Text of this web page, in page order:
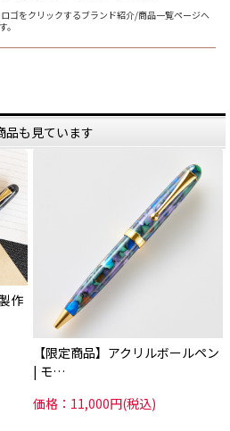
ゴをクリックするブランド紹介/商品一覧ページへ
。
品も見ています
作
【限定商品】アクリルボールペン
| モ…
価格：11,000円(税込)